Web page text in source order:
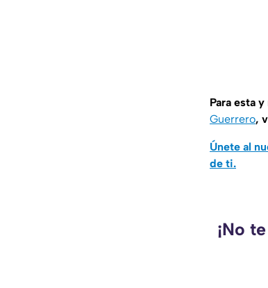
Para esta
Guerrero,
Únete al
de ti.
¡No